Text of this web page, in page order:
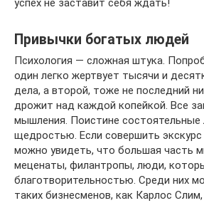
успех не заставит себя ждать!
Привычки богатых людей
Психология — сложная штука.
один легко жертвует тысячи и
дела, а второй, тоже не последний
дрожит над каждой копейкой. Все
мышления. Поистине
щедростью. Если совершить
можно увидеть, что большая часть
меценаты, филантропы, люди,
благотворительностью. Среди них
таких бизнесменов, как Карлос